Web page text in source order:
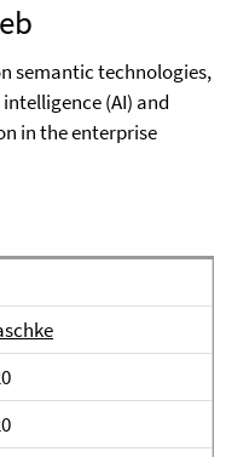
semantic technologies,
(AI) and
in the enterprise